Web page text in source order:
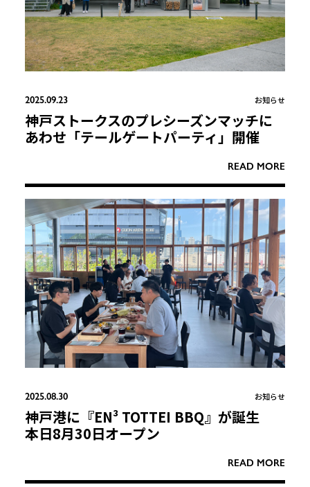
神戸ストークスのプレシーズンマッチに
あわせ「テールゲートパーティ」開催
READ MORE
2025.09.23 お知らせ
神戸港に『EN³ TOTTEI BBQ』が誕生
本日8月30日オープン
READ MORE
2025.08.30 お知らせ